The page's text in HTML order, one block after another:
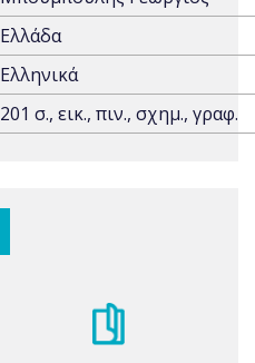
Ελλάδα
Ελληνικά
201 σ., εικ., πιν., σχημ., γραφ.